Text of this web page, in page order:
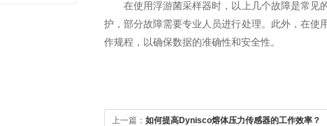
在使用浮游菌采样器时，以上几个故障是常见
护，部分故障需要专业人员进行处理。此外，在使
作规程，以确保数据的准确性和安全性。
上一篇： 如何提高Dynisco熔体压力传感器的工作效率？